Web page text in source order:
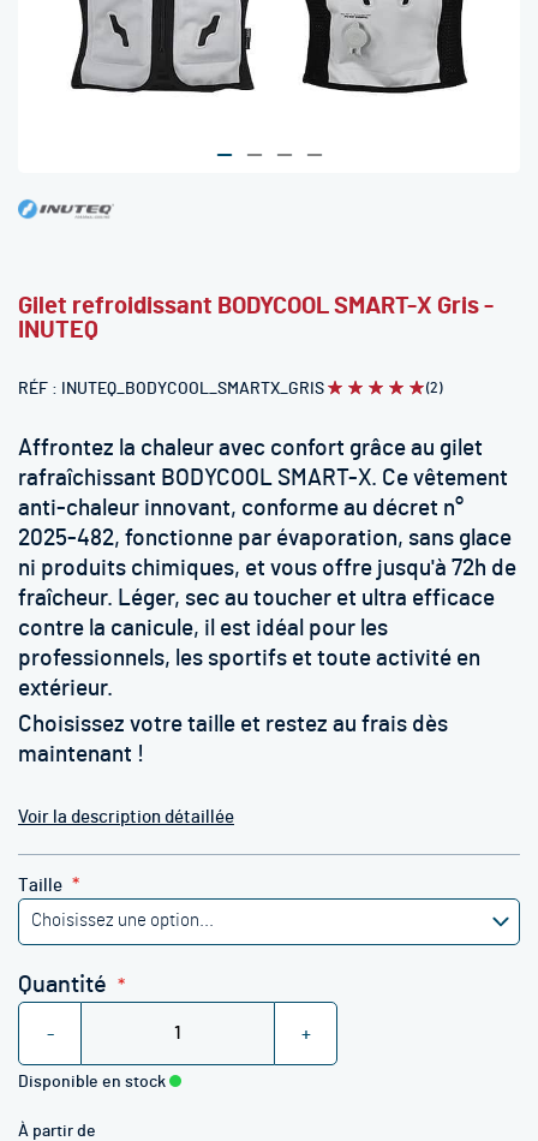
Gilet refroidissant BODYCOOL SMART-X Gris -
INUTEQ
RÉF INUTEQ_BODYCOOL_SMARTX_GRIS Évaluation: (2)
Affrontez la chaleur avec confort grâce au gilet
rafraîchissant BODYCOOL SMART-X. Ce vêtement
anti-chaleur innovant, conforme au décret n°
2025-482, fonctionne par évaporation, sans glace
ni produits chimiques, et vous offre jusqu'à 72h de
fraîcheur. Léger, sec au toucher et ultra efficace
contre la canicule, il est idéal pour les
professionnels, les sportifs et toute activité en
extérieur.
Choisissez votre taille et restez au frais dès
maintenant !
Voir la description détaillée
Taille
Quantité
- +
À partir de
Disponible en stock
Skip
of
the
gallery